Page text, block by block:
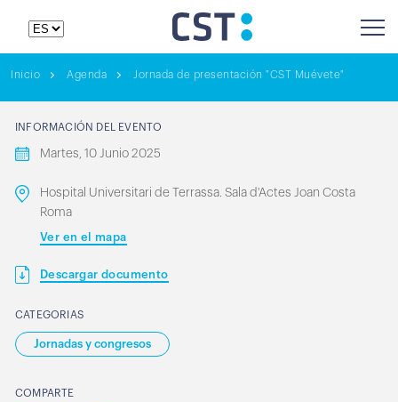
Inicio Agenda Jornada de presentación "CST Muévete"
INFORMACIÓN DEL EVENTO
Martes, 10 Junio 2025
Hospital Universitari de Terrassa. Sala d'Actes Joan Costa
Roma
Ver en el mapa
Descargar documento
CATEGORIAS
Jornadas y congresos
COMPARTE